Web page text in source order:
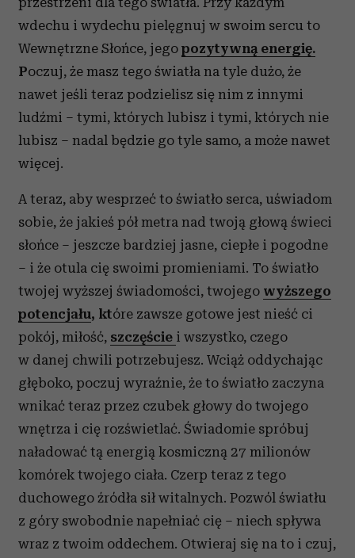
wdechu i wydechu pielęgnuj w swoim sercu to
Wewnętrzne Słońce, jego pozytywną energię.
Poczuj, że masz tego światła na tyle dużo, że
nawet jeśli teraz podzielisz się nim z innymi
ludźmi – tymi, których lubisz i tymi, których nie
lubisz – nadal będzie go tyle samo, a może nawet
więcej.
A teraz, aby wesprzeć to światło serca, uświadom
sobie, że jakieś pół metra nad twoją głową świeci
słońce – jeszcze bardziej jasne, ciepłe i pogodne
– i że otula cię swoimi promieniami. To światło
twojej wyższej świadomości, twojego wyższego
potencjału, które zawsze gotowe jest nieść ci
pokój, miłość, szczęście i wszystko, czego
w danej chwili potrzebujesz. Wciąż oddychając
głęboko, poczuj wyraźnie, że to światło zaczyna
wnikać teraz przez czubek głowy do twojego
wnętrza i cię rozświetlać. Świadomie spróbuj
naładować tą energią kosmiczną 27 milionów
komórek twojego ciała. Czerp teraz z tego
duchowego źródła sił witalnych. Pozwól światłu
z góry swobodnie napełniać cię – niech spływa
wraz z twoim oddechem. Otwieraj się na to i czuj,